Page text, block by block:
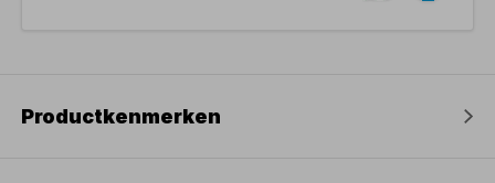
Productkenmerken